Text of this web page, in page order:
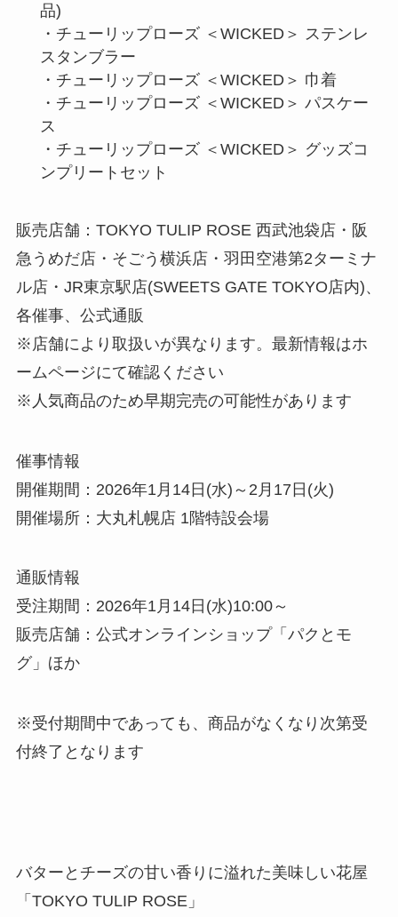
品)
・チューリップローズ ＜WICKED＞ ステンレ
スタンブラー
・チューリップローズ ＜WICKED＞ 巾着
・チューリップローズ ＜WICKED＞ パスケー
ス
・チューリップローズ ＜WICKED＞ グッズコ
ンプリートセット
販売店舗：TOKYO TULIP ROSE 西武池袋店・阪
急うめだ店・そごう横浜店・羽田空港第2ターミナ
ル店・JR東京駅店(SWEETS GATE TOKYO店内)、
各催事、公式通販
※店舗により取扱いが異なります。最新情報はホ
ームページにて確認ください
※人気商品のため早期完売の可能性があります
催事情報
開催期間：2026年1月14日(水)～2月17日(火)
開催場所：大丸札幌店 1階特設会場
通販情報
受注期間：2026年1月14日(水)10:00～
販売店舗：公式オンラインショップ「パクとモ
グ」ほか
※受付期間中であっても、商品がなくなり次第受
付終了となります
バターとチーズの甘い香りに溢れた美味しい花屋
「TOKYO TULIP ROSE」